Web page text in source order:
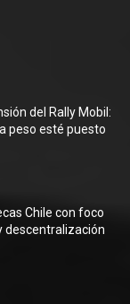
del Rally Mobil:
peso esté puesto
Chile con foco
descentralización